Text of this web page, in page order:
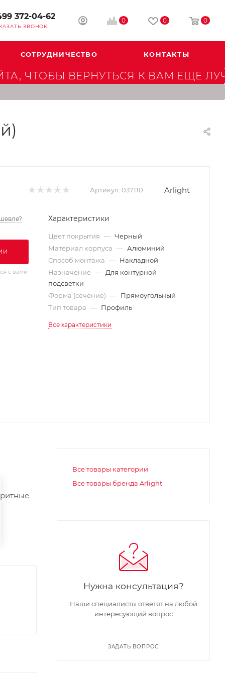
372-04-62
ЗВОНОК
0 0 0
СОТРУДНИЧЕСТВО КОНТАКТЫ
ЧТОБЫ ВЕРНУТЬСЯ К ВАМ ЕЩЕ
Артикул: 037110 Arlight
с вами
Характеристики
Цвет покрытия — Черный
Материал корпуса — Алюминий
Способ монтажа — Накладной
Назначение — Для контурной
подсветки
Форма (сечение) — Прямоугольный
Тип товара — Профиль
Все характеристики
Все товары категории
Все товары бренда Arlight
Нужна консультация?
Наши специалисты ответят на любой
интересующий вопрос
ЗАДАТЬ ВОПРОС